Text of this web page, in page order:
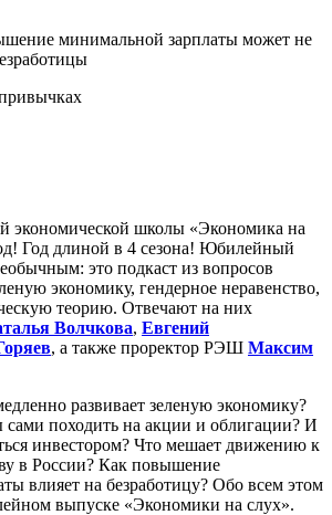
минимальной зарплаты может не
экономической школы «Экономика на
Год длиной в 4 сезона! Юбилейный
это подкаст из вопросов
экономику, гендерное неравенство,
теорию. Отвечают на них
Волчкова, Евгений
, а также проректор РЭШ Максим
развивает зеленую экономику?
походить на акции и облигации? И
инвестором? Что мешает движению к
в России? Как повышение
влияет на безработицу? Обо всем этом
выпуске «Экономики на слух».